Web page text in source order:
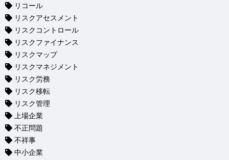
リコール
リスクアセスメント
リスクコントロール
リスクファイナンス
リスクマップ
リスクマネジメント
リスク労務
リスク移転
リスク管理
上場企業
不正問題
不祥事
中小企業